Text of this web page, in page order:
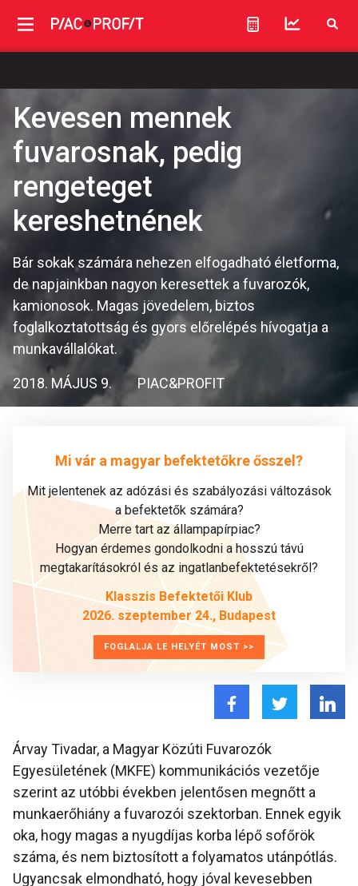
Kevesen mennek
fuvarosnak, pedig
rengeteget
kereshetnének
Bár sokak számára nehezen elfogadható életforma,
de napjainkban nagyon keresettek a fuvarozók,
kamionosok. Magas jövedelem, biztos
foglalkoztatottság és gyors előrelépés hívogatja a
munkavállalókat.
2018. MÁJUS 9. PIAC&PROFIT
Mi vár a magyar befektetőkre ősszel?
Mit jelentenek az adózási és szabályozási változások
a befektetők számára?
Merre tart az állampapírpiac?
Hogyan érdemes gondolkodni a hosszú távú
megtakarításokról és az ingatlanbefektetésekről?
Klasszis Befektetői Klub
2026. szeptember 24., Budapest
FOGLALJA LE HELYÉT MOST >>
Árvay Tivadar, a Magyar Közúti Fuvarozók
Egyesületének (MKFE) kommunikációs vezetője
szerint az utóbbi években jelentősen megnőtt a
munkaerőhiány a fuvarozói szektorban. Ennek egyik
oka, hogy magas a nyugdíjas korba lépő sofőrök
száma, és nem biztosított a folyamatos utánpótlás.
Ugyancsak elmondható, hogy jóval kevesebben